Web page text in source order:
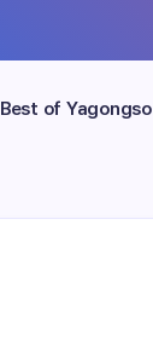
Best of Yagongso